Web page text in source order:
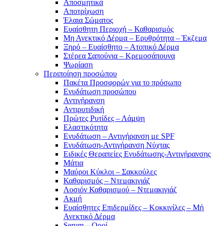
Αποσμητικά
Αποτρίχωση
Έλαια Σώματος
Ευαίσθητη Περιοχή – Καθαρισμός
Μη Ανεκτικό Δέρμα – Ερυθρότητα – Έκζεμα
Ξηρό – Ευαίσθητο – Ατοπικό Δέρμα
Στέρεα Σαπούνια – Κρεμοσάπουνα
Ψωρίαση
Περιποίηση προσώπου
Πακέτα Προσφορών για το πρόσωπο
Ενυδάτωση προσώπου
Αντιγήρανση
Αντιρυτιδική
Πρώτες Ρυτίδες – Λάμψη
Ελαστικότητα
Ενυδάτωση – Αντιγήρανση με SPF
Ενυδάτωση-Αντιγήρανση Νύχτας
Ειδικές Θεραπείες Ενυδάτωσης-Αντιγήρανσης
Μάτια
Μαύροι Κύκλοι – Σακκούλες
Καθαρισμός – Ντεμακιγιάζ
Λοσιόν Καθαρισμού – Ντεμακιγιάζ
Ακμή
Ευαίσθητες Επιδερμίδες – Κοκκινίλες – Μή
Ανεκτικό Δέρμα